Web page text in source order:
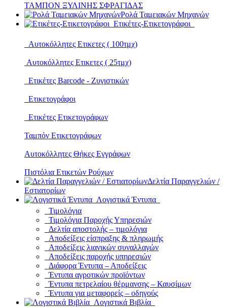
ΤΑΜΠΟΝ ΞΥΛΙΝΗΣ ΣΦΡΑΓΙΔΑΣ
Ρολά Ταμειακών Μηχανών
Ετικέτες-Ετικετογράφοι
Αυτοκόλλητες Ετικετες ( 100τμχ)
Αυτοκόλλητες Ετικετες ( 25τμχ)
Ετικέτες Barcode - Ζυγιστικών
Ετικετογράφοι
Ετικέτες Ετικετογράφων
Ταμπόν Ετικετογράφων
Αυτοκόλλητες Θήκες Εγγράφων
Πιστόλια Ετικετών Ρούχων
Δελτία Παραγγελιών /
Εστιατορίων
Λογιστικά Έντυπα
Τιμολόγια
Τιμολόγια Παροχής Υπηρεσιών
Δελτία αποστολής – τιμολόγια
Αποδείξεις είσπραξης & πληρωμής
Αποδείξεις λιανικών συναλλαγών
Αποδείξεις παροχής υπηρεσιών
Διάφορα Έντυπα – Αποδείξεις
Έντυπα αγροτικών προϊόντων
Έντυπα πετρελαίου θέρμανσης – Καυσίμων
Έντυπα για μεταφορείς – οδηγούς
Λογιστικά Βιβλία